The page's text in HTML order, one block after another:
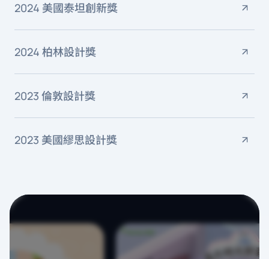
2024 美國泰坦創新獎
2024 柏林設計獎
2023 倫敦設計獎
2023 美國繆思設計獎